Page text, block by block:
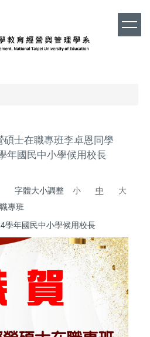
碩士在職專班李卓恩同學
年國民中小學候用校長
字體大小調整 小 中
大
專班
學年國民中小學候用校長